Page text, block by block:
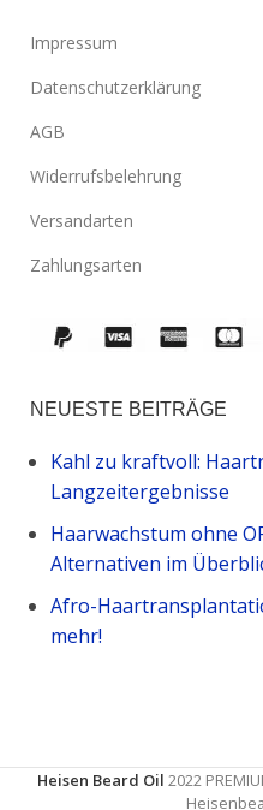
Impressum
Datenschutzerklärung
AGB
Widerrufsbelehrung
Versandarten
Zahlungsarten
NEUESTE BEITRÄGE
Kahl zu kraftvoll:
Langzeitergebnisse
Haarwachstum ohne
Alternativen im
Afro-
mehr!
Heisen Beard Oil 2022